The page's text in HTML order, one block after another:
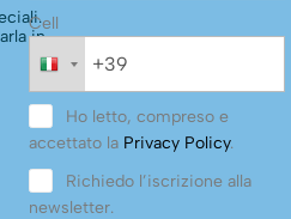
in
Cell
Ho letto, compreso e
accettato la Privacy Policy.
Richiedo l’iscrizione alla
newsletter.